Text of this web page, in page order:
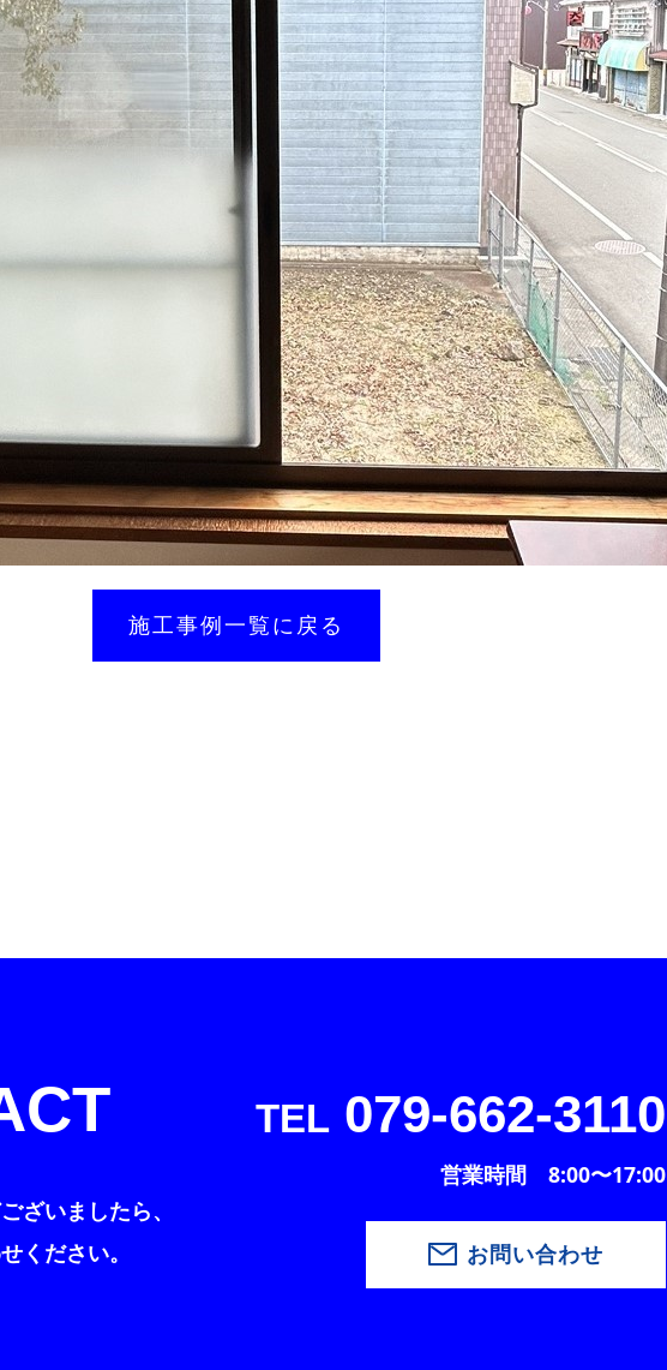
施工事例一覧に戻る
ざいましたら、
ください。
TEL079-662-3110
営業時間 8:00〜17:00
お問い合わせ